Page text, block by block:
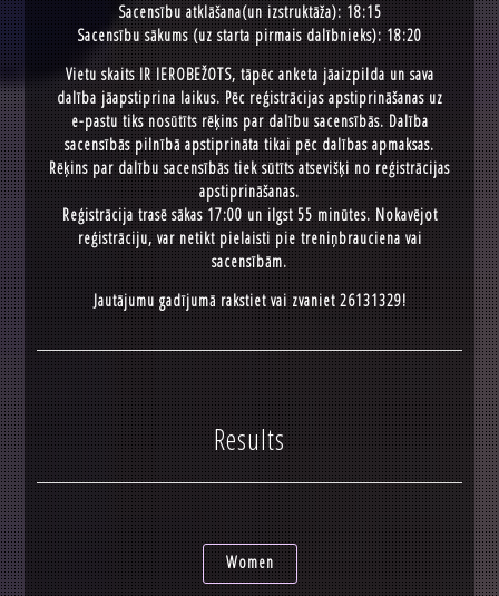
Sacensību atklāšana(un izstruktāža): 18:15
Sacensību sākums (uz starta pirmais dalībnieks): 18:20
Vietu skaits IR IEROBEŽOTS, tāpēc anketa jāaizpilda un sava
dalība jāapstiprina laikus. Pēc reģistrācijas apstiprināšanas uz
e-pastu tiks nosūtīts rēķins par dalību sacensībās. Dalība
sacensībās pilnībā apstiprināta tikai pēc dalības apmaksas.
Rēķins par dalību sacensībās tiek sūtīts atsevišķi no reģistrācijas
apstiprināšanas.
Reģistrācija trasē sākas 17:00 un ilgst 55 minūtes. Nokavējot
reģistrāciju, var netikt pielaisti pie treniņbrauciena vai
sacensībām.
Jautājumu gadījumā rakstiet vai zvaniet 26131329!
Results
Women